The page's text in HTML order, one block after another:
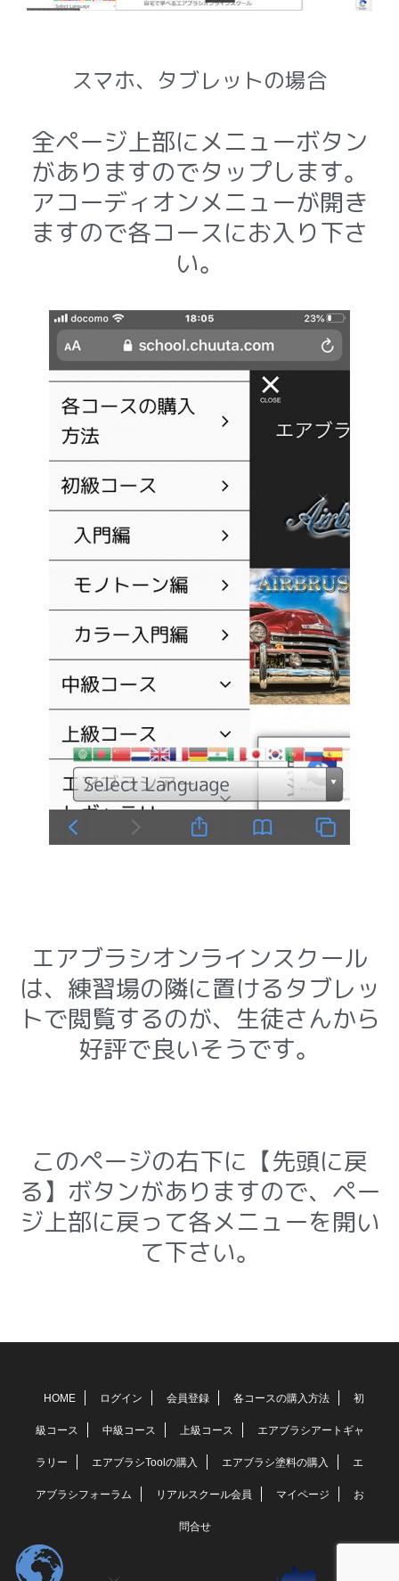
スマホ、タブレットの場合
全ページ上部にメニューボタン
がありますのでタップします。
アコーディオンメニューが開き
ますので各コースにお入り下さ
い。
エアブラシオンラインスクール
は、練習場の隣に置けるタブレッ
トで閲覧するのが、生徒さんから
好評で良いそうです。
このページの右下に【先頭に戻
る】ボタンがありますので、ペー
ジ上部に戻って各メニューを開い
て下さい。
HOME ログイン 会員登録 各コースの購入方法 初
級コース 中級コース 上級コース エアブラシアートギャ
ラリー エアブラシToolの購入 エアブラシ塗料の購入 エ
アブラシフォーラム リアルスクール会員 マイページ お
問合せ